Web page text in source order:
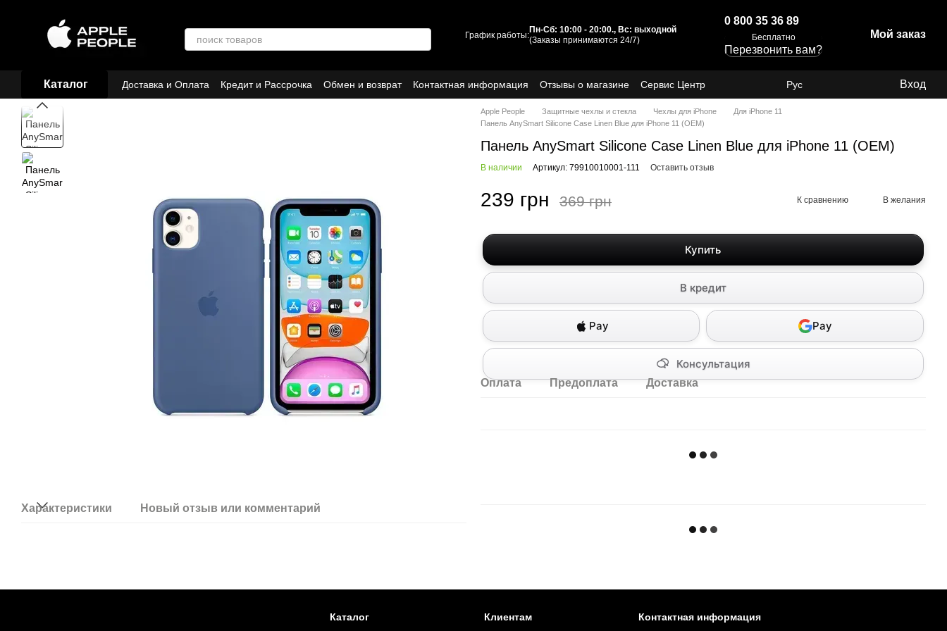
График работы:
Пн-Сб: 10:00 - 20:00., Вс: выходной
(Заказы принимаются 24/7)
0 800 35 36 89
Бесплатно
Перезвонить вам?
Мой заказ
Каталог Доставка и Оплата Кредит и Рассрочка Обмен и возврат Контактная информация Отзывы о магазине
Сервис Центр
Договор публичной оферты
Партнёры О нас
Рус Вход
Характеристики Новый отзыв или комментарий
Apple People Защитные чехлы и стекла Чехлы для iPhone
Для iPhone 11
Панель AnySmart Silicone Case Linen Blue для iPhone 11 (OEM)
Панель AnySmart Silicone Case Linen Blue для iPhone 11 (OEM)
В наличии Артикул: 79910010001-111 Оставить отзыв
239 грн 369 грн К сравнению В желания
Купить
В кредит
Консультация
Pay Pay
Оплата Предоплата Доставка
Каталог Клиентам Контактная информация